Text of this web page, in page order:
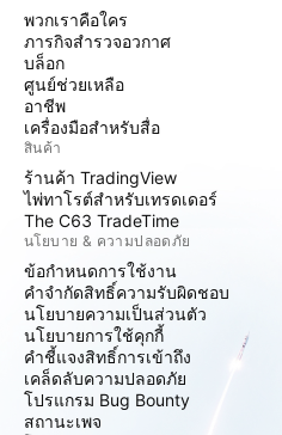
พวกเราคือใคร
ภารกิจสำรวจอวกาศ
บล็อก
ศูนย์ช่วยเหลือ
อาชีพ
เครื่องมือสำหรับสื่อ
สินค้า
ร้านค้า TradingView
ไพ่ทาโรต์สำหรับเทรดเดอร์
The C63 TradeTime
นโยบาย & ความปลอดภัย
ข้อกำหนดการใช้งาน
คำจำกัดสิทธิ์ความรับผิดชอบ
นโยบายความเป็นส่วนตัว
นโยบายการใช้คุกกี้
คำชี้แจงสิทธิ์การเข้าถึง
เคล็ดลับความปลอดภัย
โปรแกรม Bug Bounty
สถานะเพจ